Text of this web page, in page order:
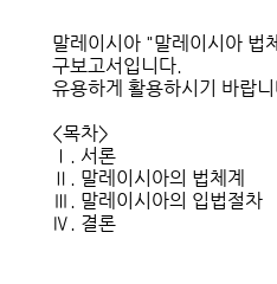
말레이시아 "말레이시아 법
구보고서입니다.
유용하게 활용하시기 바랍
<목차>
Ⅰ. 서론
Ⅱ. 말레이시아의 법체계
Ⅲ. 말레이시아의 입법절차
Ⅳ. 결론